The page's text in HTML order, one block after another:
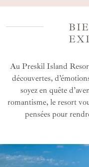
possibilité
Une expertise
spécialisé
Au Preskil Island
découvertes,
soyez en quête
romantisme, le resort
pensées pour